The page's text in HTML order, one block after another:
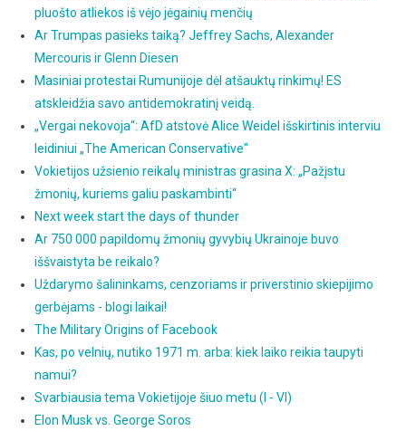
pluošto atliekos iš vėjo jėgainių menčių
Ar Trumpas pasieks taiką? Jeffrey Sachs, Alexander
Mercouris ir Glenn Diesen
Masiniai protestai Rumunijoje dėl atšauktų rinkimų! ES
atskleidžia savo antidemokratinį veidą.
„Vergai nekovoja“: AfD atstovė Alice Weidel išskirtinis interviu
leidiniui „The American Conservative"
Vokietijos užsienio reikalų ministras grasina X: „Pažįstu
žmonių, kuriems galiu paskambinti“
Next week start the days of thunder
Ar 750 000 papildomų žmonių gyvybių Ukrainoje buvo
iššvaistyta be reikalo?
Uždarymo šalininkams, cenzoriams ir priverstinio skiepijimo
gerbėjams - blogi laikai!
The Military Origins of Facebook
Kas, po velnių, nutiko 1971 m. arba: kiek laiko reikia taupyti
namui?
Svarbiausia tema Vokietijoje šiuo metu (I - VI)
Elon Musk vs. George Soros